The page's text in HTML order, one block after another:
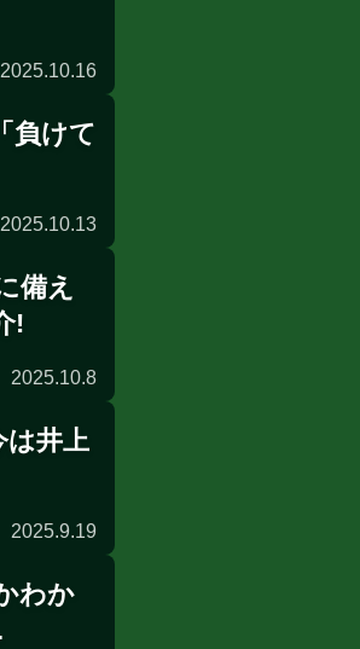
公開練習
2025.10.16
ンタビュー
負けて
2025.10.13
練習映像
備え
!
2025.10.8
囲み取材
は井上
2025.9.19
わか